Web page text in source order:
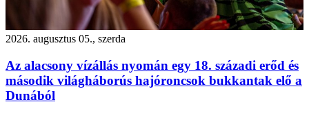
2026. augusztus 05., szerda
Az alacsony vízállás nyomán egy 18. századi erőd és
második világháborús hajóroncsok bukkantak elő a
Dunából